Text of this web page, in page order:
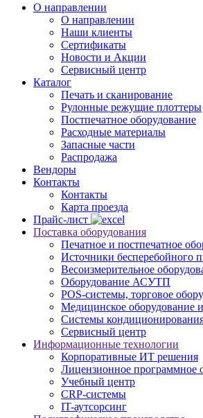
О направлении
О направлении
Наши клиенты
Сертификаты
Новости и Акции
Сервисный центр
Каталог
Печать и сканирование
Рулонные режущие плоттеры
Постпечатное оборудование
Расходные материалы
Запасные части
Распродажа
Вендоры
Контакты
Контакты
Карта проезда
Прайс-лист
Поставка оборудования
Печатное и постпечатное
Источники бесперебойного
Весоизмерительное
Оборудование АСУТП
POS-системы, торговое
Медицинское оборудование
Системы
Сервисный центр
Информационные технологии
Корпоративные ИТ решения
Лицензионное программное
Учебный центр
CRP-системы
IT-аутсорсинг